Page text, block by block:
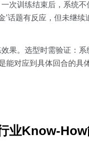
次训练结束后，系统
’话题有反应，但未继续
果。选型时需验证：系
能对应到具体回合的具
业Know-